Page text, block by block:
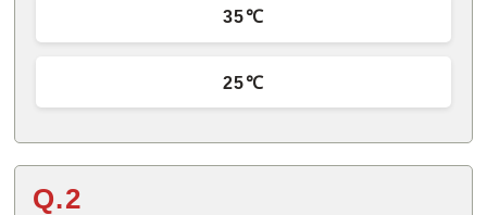
35℃
25℃
Q.2